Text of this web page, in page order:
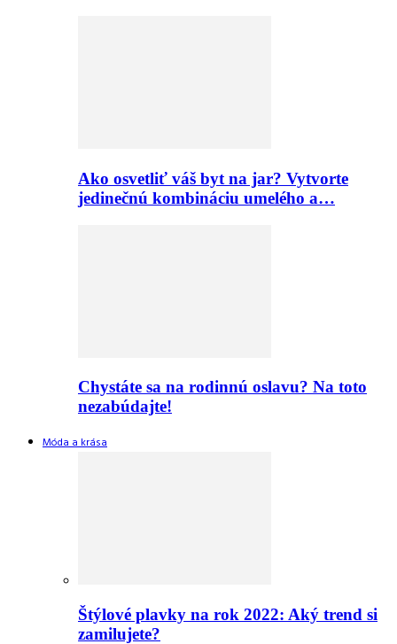
Ako osvetliť váš byt na jar? Vytvorte
jedinečnú kombináciu umelého a…
Chystáte sa na rodinnú oslavu? Na toto
nezabúdajte!
Móda a krása
Štýlové plavky na rok 2022: Aký trend si
zamilujete?